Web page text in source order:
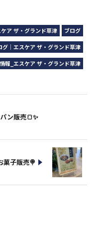
ア ザ・グランド草津 ブログ
グ｜エスケア ザ・グランド草津
報_エスケア ザ・グランド草津
ン販売🍞✨
菓子販売🍭